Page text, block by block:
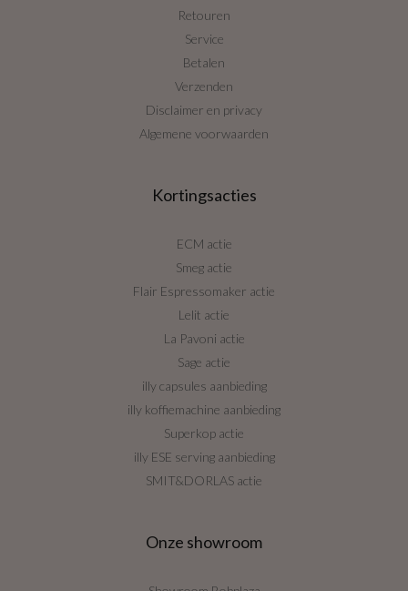
Retouren
Service
Betalen
Verzenden
Disclaimer en privacy
Algemene voorwaarden
Kortingsacties
ECM actie
Smeg actie
Flair Espressomaker actie
Lelit actie
La Pavoni actie
Sage actie
illy capsules aanbieding
illy koffiemachine aanbieding
Superkop actie
illy ESE serving aanbieding
SMIT&DORLAS actie
Onze showroom